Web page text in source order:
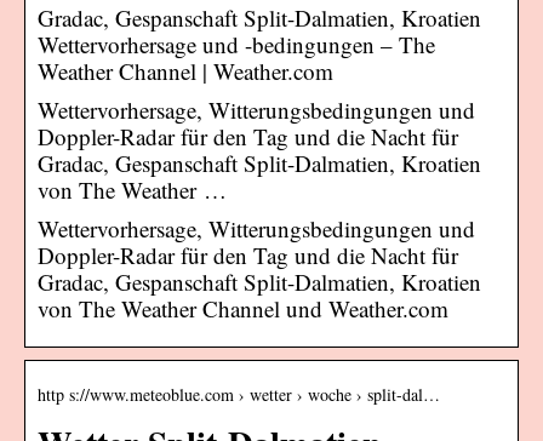
Gradac, Gespanschaft Split-Dalmatien, Kroatien
Wettervorhersage und -bedingungen – The
Weather Channel | Weather.com
Wettervorhersage, Witterungsbedingungen und
Doppler-Radar für den Tag und die Nacht für
Gradac, Gespanschaft Split-Dalmatien, Kroatien
von The Weather …
Wettervorhersage, Witterungsbedingungen und
Doppler-Radar für den Tag und die Nacht für
Gradac, Gespanschaft Split-Dalmatien, Kroatien
von The Weather Channel und Weather.com
http s://www.meteoblue.com › wetter › woche › split-dal…